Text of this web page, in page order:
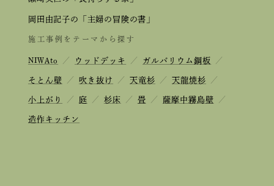
岡田由記子の「主婦の冒険の書」
施工事例をテーマから探す
NIWAto ／ ウッドデッキ ／ ガルバリウム鋼板 ／
そとん壁 ／ 吹き抜け ／ 天竜杉 ／ 天龍焼杉 ／
小上がり ／ 庭 ／ 杉床 ／ 畳 ／ 薩摩中霧島壁 ／
造作キッチン